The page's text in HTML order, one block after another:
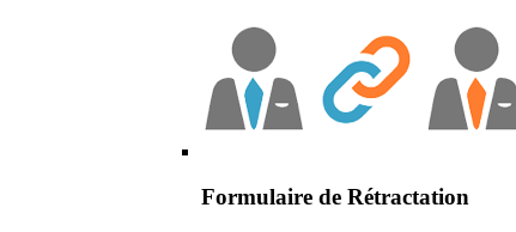
Formulaire de Rétractation